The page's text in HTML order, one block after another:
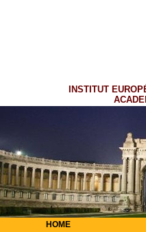
INSTITUT
HOME